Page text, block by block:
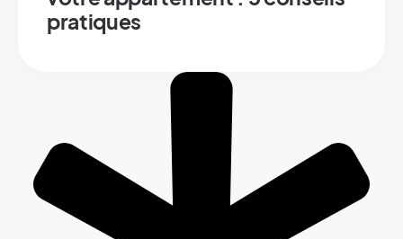
pratiques